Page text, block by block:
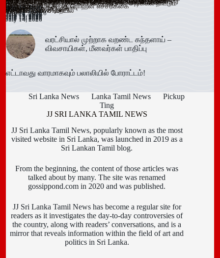
மீனவர்கள் பாதிப்பு
August 3, 2026
டெங்கு உறுதி
July 16, 2026
விளம்பரங்கள் – அஜித் ரொஹன எச்சரிக்கை
July 15, 2026
முறியடிப்பு
July 15, 2026
இடைக்காலத் தடை நீடிப்பு
July 15, 2026
July 15, 2026
ஆரம்பம்!
July 15, 2026
அமைச்சரவை ஒப்புதல்
July 15, 2026
கைது!
July 15, 2026
கடமையேற்பு!
July 15, 2026
July 15, 2026
புதுக்குடியிருப்பு பாடசாலையில் பதற்றம்; சக மாணவர்களை
தாக்கிய மூவர் சிறையில்
July 14, 2026
கல்வயல் நுணாவில் வீதியின் பாலத்திற்கான அடிக்கல் நாட்டும்
விழா!
July 14, 2026
Trending now
வரட்சியால் முற்றாக வறண்ட கந்தளாய் –
விவசாயிகள், மீனவர்கள் பாதிப்பு
எட்டாவது வாரமாகவும் பலாலியில் போராட்டம்!
Sri Lanka News Lanka Tamil News
Pickup
Ting
JJ SRI LANKA TAMIL NEWS
JJ Sri Lanka Tamil News, popularly known as the most
visited website in Sri Lanka, was launched in 2019 as a
Sri Lankan Tamil blog.
From the beginning, the content of those articles was
talked about by many. The site was renamed
gossippond.com in 2020 and was published.
JJ Sri Lanka Tamil News has become a regular site for
readers as it investigates the day-to-day controversies of
the country, along with readers’ conversations, and is a
mirror that reveals information within the field of art and
politics in Sri Lanka.